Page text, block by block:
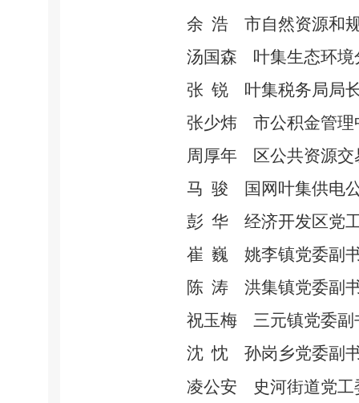
余 浩
市自然资源和
汤国森
叶集生态环
张 锐
叶集税务局局
张少炜
市公积金管
周厚年
区公共资源
马 骏
国网叶集供电
彭 华
经济开发区党
崔 巍
姚李镇党委副
陈 涛
洪集镇党委副
祝玉梅
三元镇党委
沈 忱
孙岗乡党委副
凌公安
史河街道党